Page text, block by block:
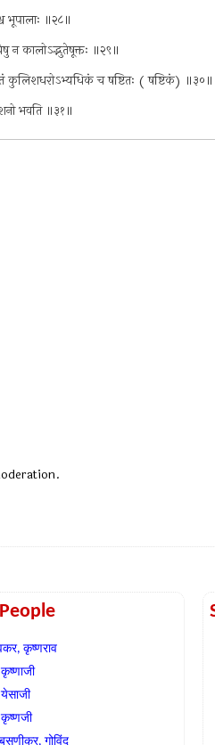
भूपालाः ॥२८॥
येषु न कालोऽद्भुतेषूक्तः ॥२९॥
कुलिशधरोऽभ्यधिकं च षष्टितः ( षष्टिकं) ॥३०॥
भवति ॥३१॥
कृष्णराव
गोविंद